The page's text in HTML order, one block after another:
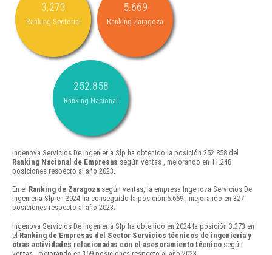
3.273
Ranking Sectorial
5.669
Ranking Zaragoza
252.858
Ranking Nacional
Ingenova Servicios De Ingenieria Slp ha obtenido la posición 252.858 del
Ranking Nacional de Empresas según ventas , mejorando en 11.248
posiciones respecto al año 2023.
En el Ranking de Zaragoza según ventas, la empresa Ingenova Servicios De
Ingenieria Slp en 2024 ha conseguido la posición 5.669 , mejorando en 327
posiciones respecto al año 2023.
Ingenova Servicios De Ingenieria Slp ha obtenido en 2024 la posición 3.273 en
el Ranking de Empresas del Sector Servicios técnicos de ingeniería y
otras actividades relacionadas con el asesoramiento técnico según